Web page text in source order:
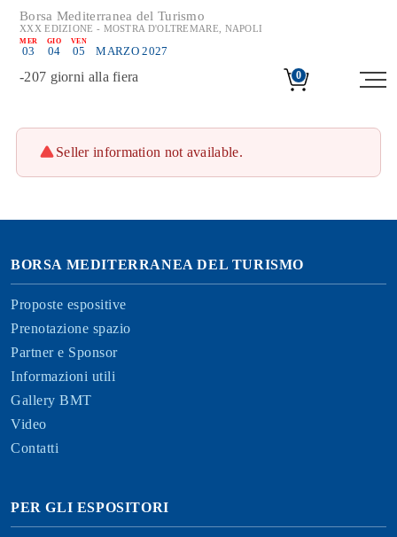
Borsa Mediterranea del Turismo
XXX EDIZIONE - MOSTRA D'OLTREMARE, NAPOLI
MER
03
GIO
04
VEN
05 MARZO 2027
-207 giorni alla fiera 0
Seller information not available.
BORSA MEDITERRANEA DEL TURISMO
Proposte espositive
Prenotazione spazio
Partner e Sponsor
Informazioni utili
Gallery BMT
Video
Contatti
PER GLI ESPOSITORI